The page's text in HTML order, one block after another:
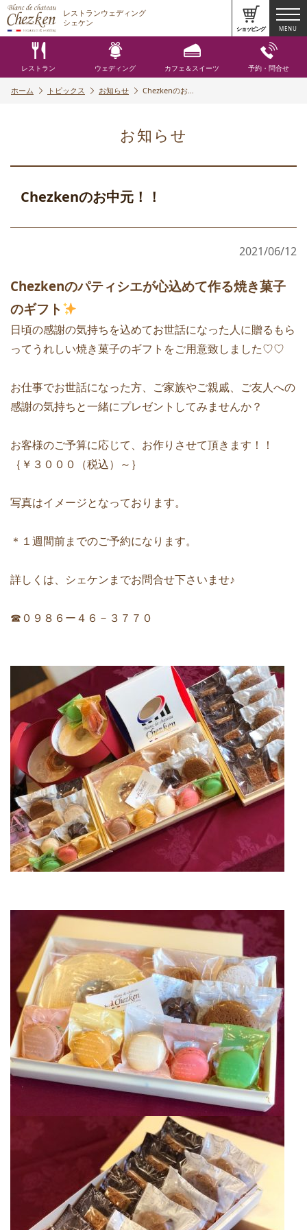
レストランウェディング
シェケン
レストラン ウェディング カフェ＆スイーツ 予約・問合せ
ショッピング MENU
ホーム トピックス お知らせ Chezkenのお…
お知らせ
Chezkenのお中元！！
2021/06/12
Chezkenのパティシエが心込めて作る焼き菓子
のギフト
日頃の感謝の気持ちを込めてお世話になった人に贈るもら
ってうれしい焼き菓子のギフトをご用意致しました♡♡
お仕事でお世話になった方、ご家族やご親戚、ご友人への
感謝の気持ちと一緒にプレゼントしてみませんか？
お客様のご予算に応じて、お作りさせて頂きます！！
｛￥３０００（税込）～｝
写真はイメージとなっております。
＊１週間前までのご予約になります。
詳しくは、シェケンまでお問合せ下さいませ♪
☎︎０９８６ー４６－３７７０